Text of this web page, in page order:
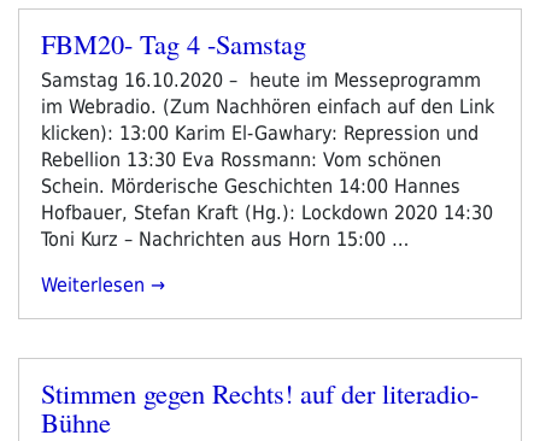
–
Freitag“
Veröffentlicht
FBM20- Tag 4 -Samstag
Samstag 16.10.2020 – heute im Messeprogramm
im Webradio. (Zum Nachhören einfach auf den Link
klicken): 13:00 Karim El-Gawhary: Repression und
Rebellion 13:30 Eva Rossmann: Vom schönen
Schein. Mörderische Geschichten 14:00 Hannes
Hofbauer, Stefan Kraft (Hg.): Lockdown 2020 14:30
Toni Kurz – Nachrichten aus Horn 15:00 …
„FBM20-
-
Samstag“
Weiterlesen
Veröffentlicht
am
Stimmen gegen Rechts! auf der literadio-
Bühne